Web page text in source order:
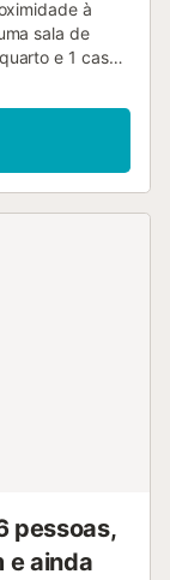
à
sala de
e 1 casa
televisão, ar
são
para maiores
pessoas,
e ainda